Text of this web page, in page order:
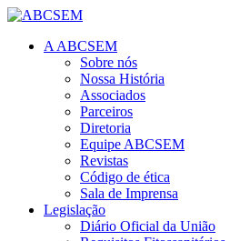
A ABCSEM
Sobre nós
Nossa História
Associados
Parceiros
Diretoria
Equipe ABCSEM
Revistas
Código de ética
Sala de Imprensa
Legislação
Diário Oficial da União